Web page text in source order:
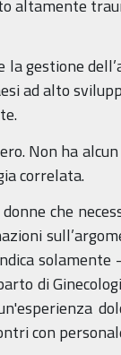
altamente
gestione
ad alto
Non ha
correlata.
che
solamente
di
con